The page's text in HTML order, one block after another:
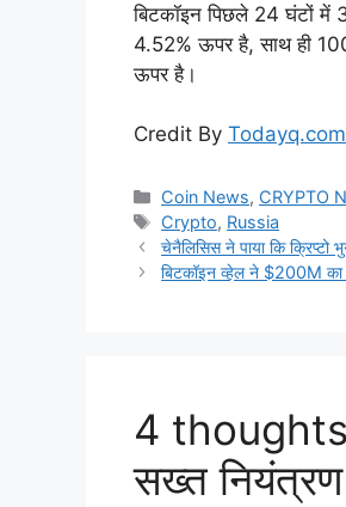
बिटकॉइन पिछले 24 घंटों में
4.52% ऊपर है, साथ ही
ऊपर है।
Credit By Todayq.com
Categories
Coin News, CRYPTO
Tags
Crypto, Russia
चेनैलिसिस ने पाया कि क्रिप्टो
बिटकॉइन व्हेल ने $200M का
4 thoughts
सख्त नियंत्रण